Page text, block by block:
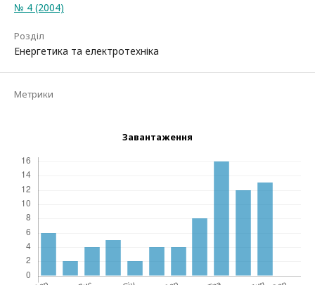
№ 4 (2004)
Розділ
Енергетика та електротехніка
Метрики
Завантаження